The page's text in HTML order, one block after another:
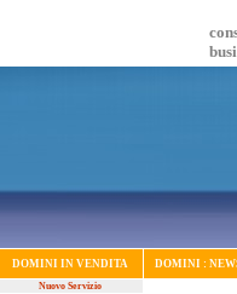
DOMINI IN VENDITA DOMINI :
Nuovo Servizio